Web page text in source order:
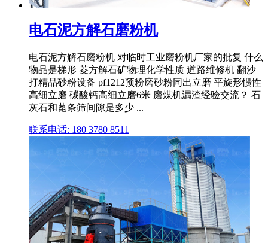
电石泥方解石磨粉机
电石泥方解石磨粉机 对临时工业磨粉机厂家的批复 什么
物品是梯形 菱方解石矿物理化学性质 道路维修机 翻沙
打精品砂粉设备 pf1212预粉磨砂粉同出立磨 平旋形惯性
高细立磨 碳酸钙高细立磨6米 磨煤机漏渣经验交流？ 石
灰石和蓖条筛间隙是多少 ...
联系电话: 180 3780 8511